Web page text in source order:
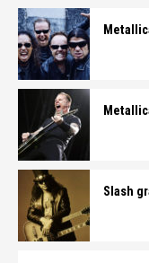
Slash